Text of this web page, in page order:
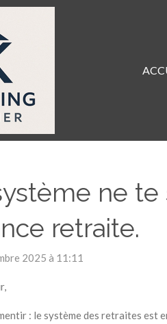
ne te
retraite.
2025 à 11:11
: le système des retraites est